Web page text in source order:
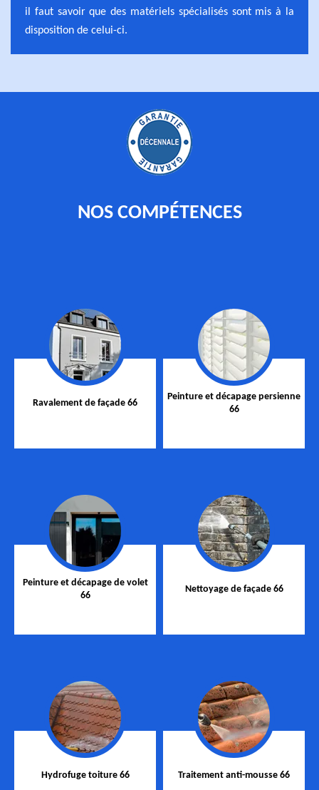
il faut savoir que des matériels spécialisés sont mis à la
disposition de celui-ci.
NOS COMPÉTENCES
Ravalement de façade 66
Peinture et décapage persienne
66
Peinture et décapage de volet
66
Nettoyage de façade 66
Hydrofuge toiture 66 Traitement anti-mousse 66